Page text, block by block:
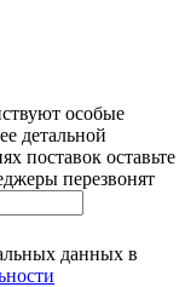
особые
детальной
поставок оставьте
перезвонят
данных в